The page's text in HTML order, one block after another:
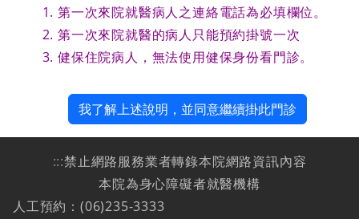
第一次來院就醫病人之連絡電話為必填欄位。
第一次來院就醫的病人只能預約掛號一次
健保住院病人，無法使用健保身份看門診。
我了解上述說明，並同意繼續掛此門診
:::禁止網路服務業者轉錄本院網路資訊內容
本院為身心障礙者就醫機構
人工預約：(06)235-3333